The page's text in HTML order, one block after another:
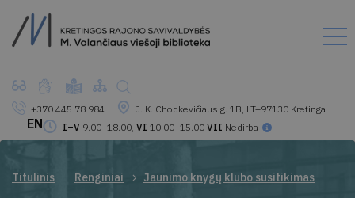
+370 445 78 984
J. K. Chodkevičiaus g. 1B, LT–97130 Kretinga
I–V 9.00–18.00, VI 10.00–15.00 VII Nedirba
EN
Titulinis Renginiai Jaunimo knygų klubo susitikimas